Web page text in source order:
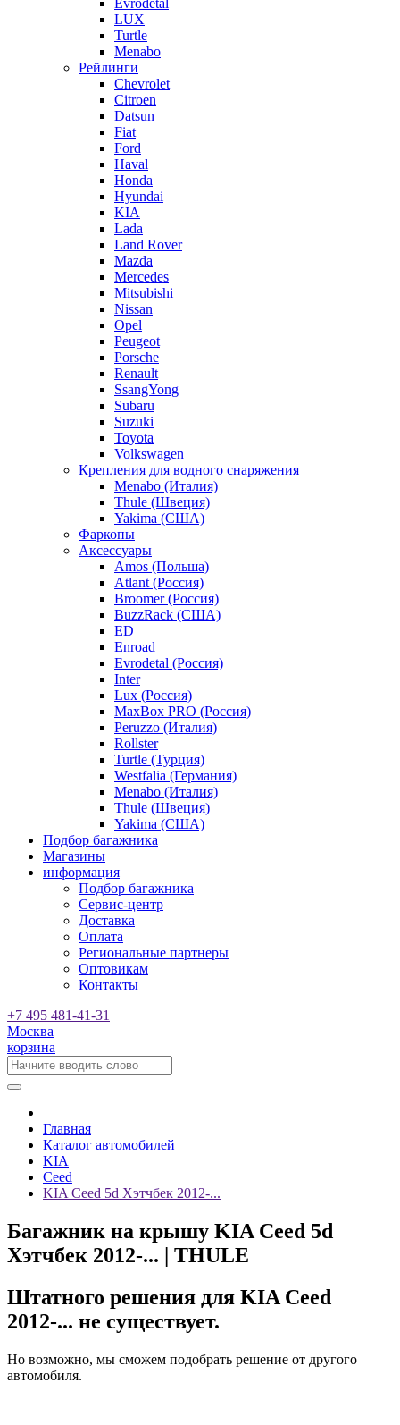
Evrodetal
LUX
Turtle
Menabo
Рейлинги
Chevrolet
Citroen
Datsun
Fiat
Ford
Haval
Honda
Hyundai
KIA
Lada
Land Rover
Mazda
Mercedes
Mitsubishi
Nissan
Opel
Peugeot
Porsche
Renault
SsangYong
Subaru
Suzuki
Toyota
Volkswagen
Крепления для водного снаряжения
Menabo (Италия)
Thule (Швеция)
Yakima (США)
Фаркопы
Аксессуары
Amos (Польша)
Atlant (Россия)
Broomer (Россия)
BuzzRack (США)
ED
Enroad
Evrodetal (Россия)
Inter
Lux (Россия)
MaxBox PRO (Россия)
Peruzzo (Италия)
Rollster
Turtle (Турция)
Westfalia (Германия)
Menabo (Италия)
Thule (Швеция)
Yakima (США)
Подбор багажника
Магазины
информация
Подбор багажника
Сервис-центр
Доставка
Оплата
Региональные партнеры
Оптовикам
Контакты
+7 495 481-41-31
Москва
корзина
Главная
Каталог автомобилей
KIA
Ceed
KIA Ceed 5d Хэтчбек 2012-...
Багажник на крышу KIA Ceed 5d
Хэтчбек 2012-... | THULE
Штатного решения для KIA Ceed
2012-... не существует.
Но возможно, мы сможем подобрать решение от другого
автомобиля.